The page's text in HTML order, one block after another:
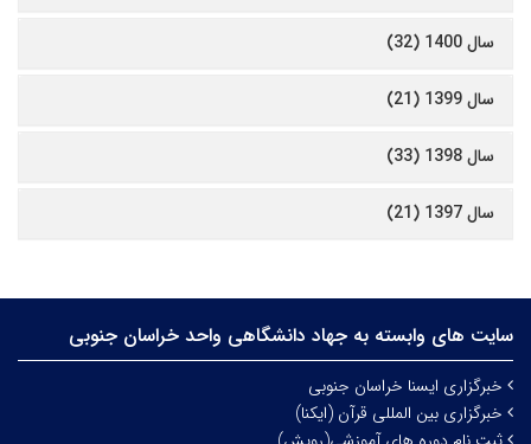
سال 1400 (32)
سال 1399 (21)
سال 1398 (33)
سال 1397 (21)
سایت های وابسته به جهاد دانشگاهی واحد خراسان جنوبی
خبرگزاری ایسنا خراسان جنوبی
خبرگزاری بین المللی قرآن (ایکنا)